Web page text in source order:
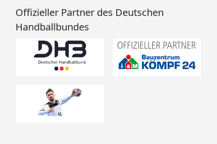
Offizieller Partner des Deutschen
Handballbundes